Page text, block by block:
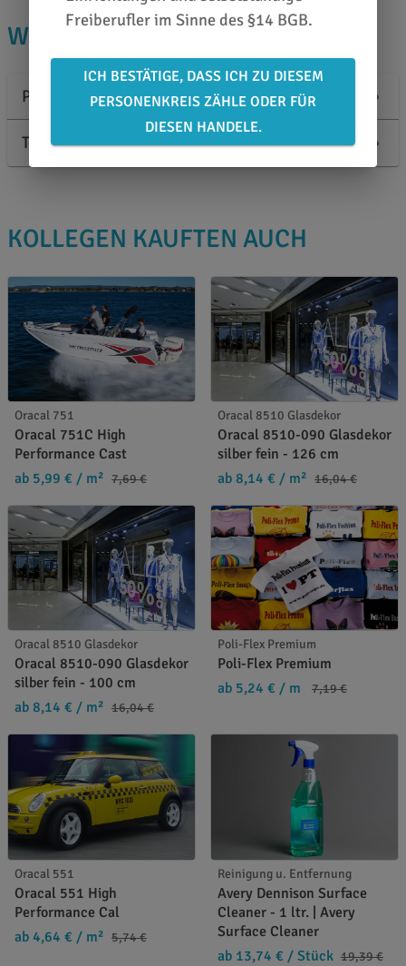
WISSENSWERTES
Produktbeschreibung
Technische Informationen
KOLLEGEN KAUFTEN AUCH
Oracal 751
Oracal 751C High
Performance Cast
ab 5,99 € / m² 7,69 €
Oracal 8510 Glasdekor
Oracal 8510-090 Glasdekor
silber fein - 126 cm
ab 8,14 € / m² 16,04 €
Oracal 8510 Glasdekor
Oracal 8510-090 Glasdekor
silber fein - 100 cm
ab 8,14 € / m² 16,04 €
Poli-Flex Premium
Poli-Flex Premium
ab 5,24 € / m 7,19 €
Oracal 551
Oracal 551 High
Performance Cal
ab 4,64 € / m² 5,74 €
Reinigung u. Entfernung
Avery Dennison Surface
Cleaner - 1 ltr. | Avery
Surface Cleaner
ab 13,74 € / Stück 19,39 €
Freiberufler im Sinne des §14 BGB.
ICH BESTÄTIGE, DASS ICH ZU DIESEM
PERSONENKREIS ZÄHLE ODER FÜR
DIESEN HANDELE.